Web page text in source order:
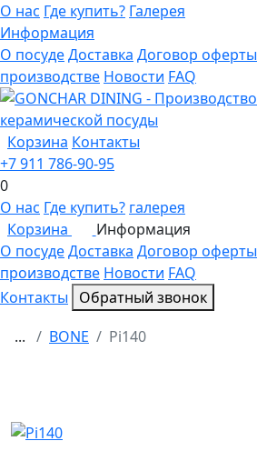
О нас Где купить? Галерея
Информация
О посудеДоставка Договор оферты
производстве Новости FAQ
Корзина Контакты
+7 911 786-90-95
0
О нас Где купить? галерея
Корзина
Информация
О посудеДоставка Договор оферты
производстве Новости FAQ
Контакты
Обратный звонок
...
BONE Pi140